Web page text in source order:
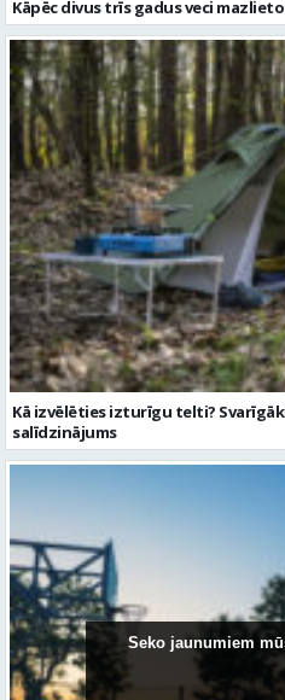
Kā izvēlēties izturīgu telti?
salīdzinājums
Seko jaunumiem